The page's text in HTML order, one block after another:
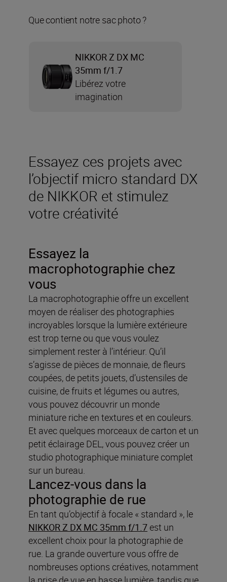
Essayez ces projets avec
l’objectif micro standard DX
de NIKKOR et stimulez
votre créativité
Essayez la
macrophotographie chez
vous
La macrophotographie offre un excellent
moyen de réaliser des photographies
incroyables lorsque la lumière extérieure
est trop terne ou que vous voulez
simplement rester à l’intérieur. Qu’il
s’agisse de pièces de monnaie, de fleurs
coupées, de petits jouets, d’ustensiles de
cuisine, de fruits et légumes ou autres,
vous pouvez découvrir un monde
miniature riche en textures et en couleurs.
Et avec quelques morceaux de carton et un
petit éclairage DEL, vous pouvez créer un
studio photographique miniature complet
sur un bureau.
Lancez-vous dans la
photographie de rue
En tant qu’objectif à focale « standard », le
NIKKOR Z DX MC 35mm f/1.7 est un
excellent choix pour la photographie de
rue. La grande ouverture vous offre de
nombreuses options créatives, notamment
Que contient notre sac photo ?
NIKKOR Z DX MC
35mm f/1.7
Libérez votre
imagination